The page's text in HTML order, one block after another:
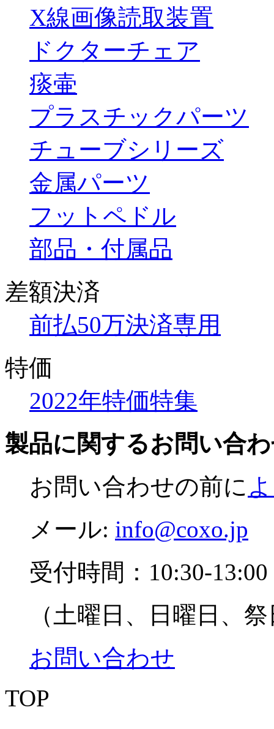
X線画像読取装置
ドクターチェア
痰壷
プラスチックパーツ
チューブシリーズ
金属パーツ
フットペドル
部品・付属品
差額決済
前払50万決済専用
特価
2022年特価特集
製品に関するお問い合
お問い合わせの前に
メール: info@coxo.jp
受付時間：10:30-13:00
（土曜日、日曜日、
お問い合わせ
TOP